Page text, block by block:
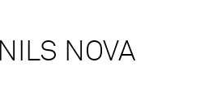
NILS NOVA